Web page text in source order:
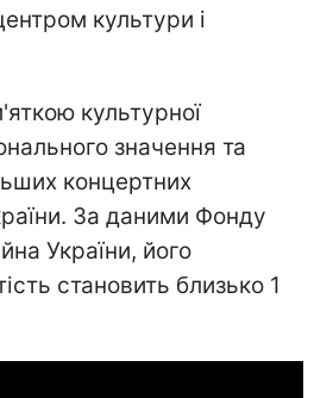
культури і
культурної
значення та
концертних
За даними Фонду
України, його
становить близько 1